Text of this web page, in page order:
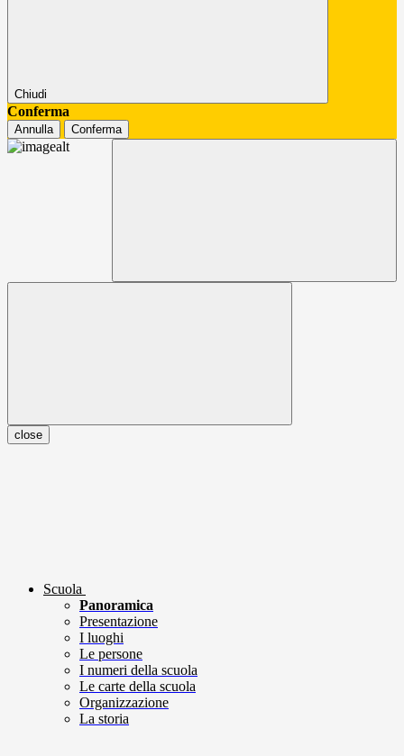
Chiudi
Conferma
Annulla Conferma
close
Scuola
Panoramica
Presentazione
I luoghi
Le persone
I numeri della scuola
Le carte della scuola
Organizzazione
La storia